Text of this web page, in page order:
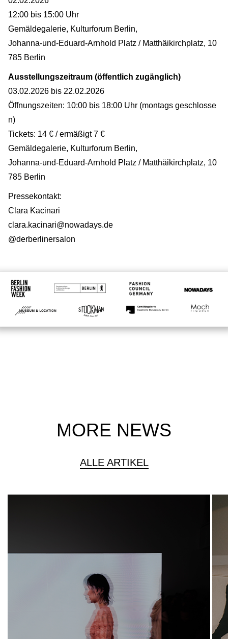
12:00 bis 15:00 Uhr
Gemäldegalerie, Kulturforum Berlin,
Johanna-und-Eduard-Arnhold Platz / Matthäikirchplatz, 10
785 Berlin
Ausstellungszeitraum (öffentlich zugänglich)
03.02.2026 bis 22.02.2026
Öffnungszeiten: 10:00 bis 18:00 Uhr (montags geschlosse
n)
Tickets: 14 € / ermäßigt 7 €
Gemäldegalerie, Kulturforum Berlin,
Johanna-und-Eduard-Arnhold Platz / Matthäikirchplatz, 10
785 Berlin
Pressekontakt:
Clara Kacinari
clara.kacinari@nowadays.de
@derberlinersalon
MORE NEWS
ALLE ARTIKEL